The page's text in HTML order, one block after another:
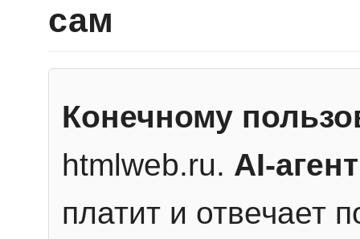
сам
Конечному
htmlweb.ru. AI-агент
платит и отвечает